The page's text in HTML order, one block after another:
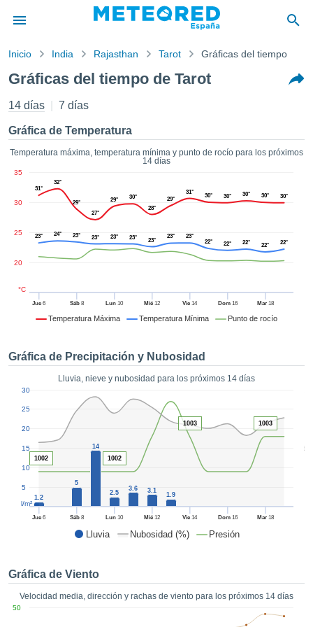
de
por
para
que la
que se
a este
las
y
forma
basada
nuestra
coste.
botón
a la
la
de todas
ya sean
nuestros
así como
un perfil
para
CONTINUAR
CONFIGURACIÓN
Inicio India Rajasthan Tarot Gráficas del tiempo
Gráficas del tiempo de Tarot
14 días 7 días
Gráfica de Temperatura
Temperatura máxima, temperatura mínima y punto de rocío para los próximos
14 días
Temperatura Máxima Temperatura Mínima Punto de rocío
Jue 6 Sáb8 Lun 10 Mié 12 Vie 14 Dom16 Mar18
20
25
30
35
°C
31°
32°
29°
27°
29°
30°
28°
29°
31°
30° 30° 30° 30° 30°
23° 24° 23° 23° 23° 23° 23°
23°
23°
22°
22° 22° 22° 22°
Gráfica de Precipitación y Nubosidad
Lluvia, nieve y nubosidad para los próximos 14 días
Lluvia Nubosidad (%) Presión
50
Jue 6 Sáb8 Lun 10 Mié 12 Vie 14 Dom16 Mar18
5
10
15
20
25
30
l/m²
1.2
5
14
2.5
3.6 3.1
1.9
1002 1002
1003 1003
Gráfica de Viento
Velocidad media, dirección y rachas de viento para los próximos 14 días
50